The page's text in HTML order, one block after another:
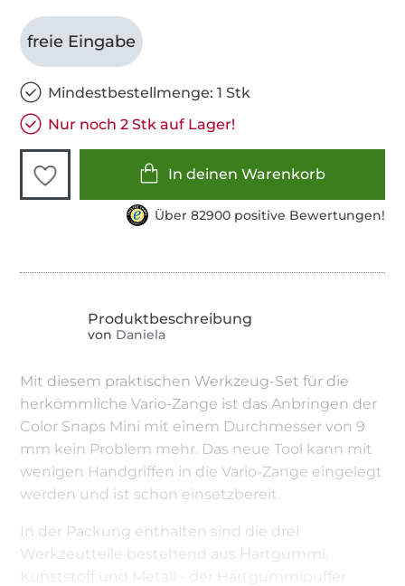
freie Eingabe
Mindestbestellmenge: 1 Stk
Nur noch 2 Stk auf Lager!
In deinen Warenkorb
Über 82900 positive Bewertungen!
von Daniela
Mit diesem praktischen Werkzeug-Set für die
herkömmliche Vario-Zange ist das Anbringen der
Color Snaps Mini mit einem Durchmesser von 9
mm kein Problem mehr. Das neue Tool kann mit
wenigen Handgriffen in die Vario-Zange eingelegt
werden und ist schon einsetzbereit.
In der Packung enthalten sind die drei
Werkzeutteile bestehend aus Hartgummi,
Kunststoff und Metall - der Hartgummipuffer